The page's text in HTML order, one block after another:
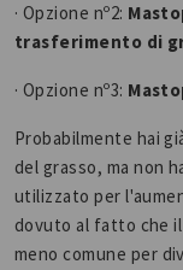
· Opzione nº2:
trasferimento di
· Opzione nº3:
Probabilmente hai
del grasso, ma non
utilizzato per
dovuto al fatto che
meno comune per